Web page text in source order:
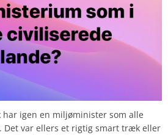
har igen en miljøminister som alle
Det var ellers et rigtig smart træk eller